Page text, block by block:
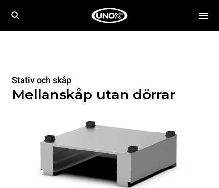
Stativ och skåp
Mellanskåp utan dörrar